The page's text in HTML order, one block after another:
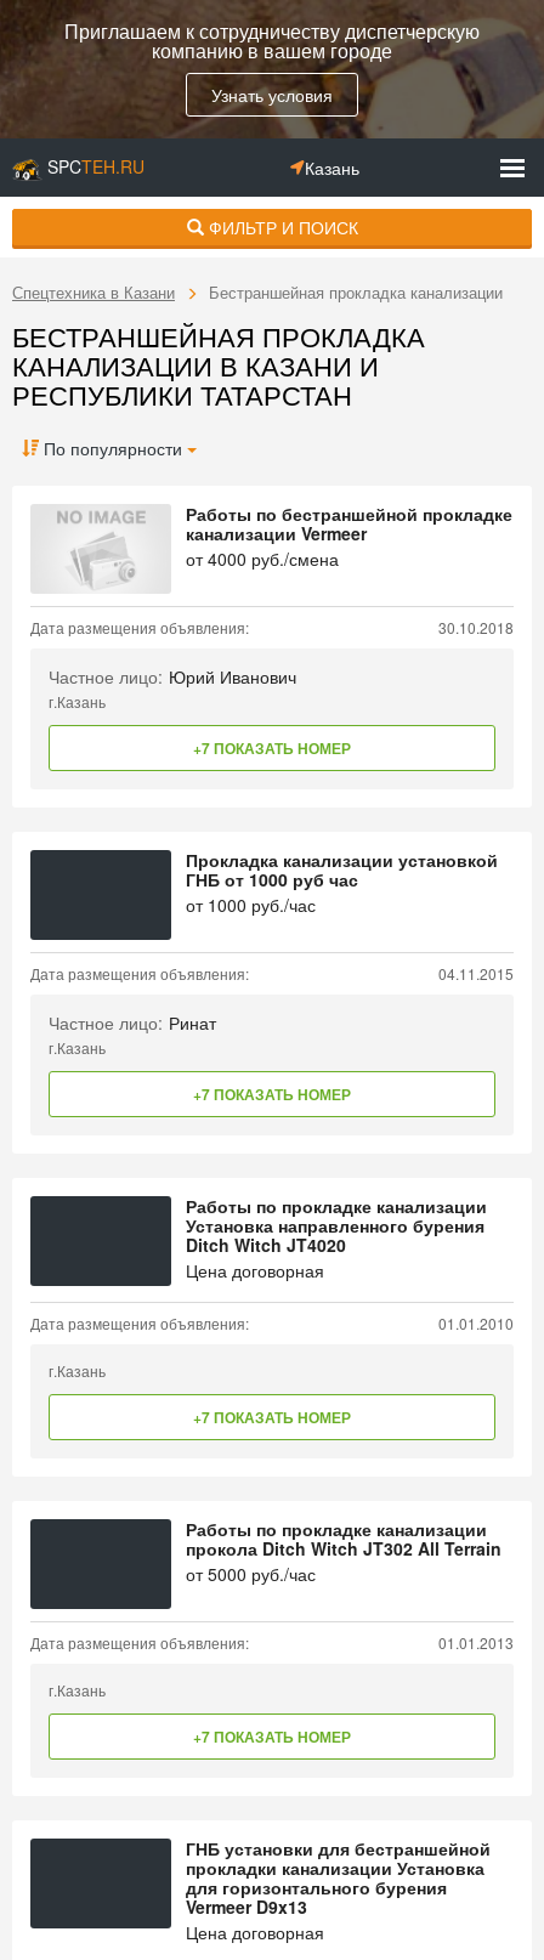
Приглашаем к сотрудничеству диспетчерскую
компанию в вашем городе
Узнать условия
SPCTEH.RU Казань
ФИЛЬТР И ПОИСК
Спецтехника в Казани Бестраншейная прокладка канализации
БЕСТРАНШЕЙНАЯ ПРОКЛАДКА
КАНАЛИЗАЦИИ В КАЗАНИ И
РЕСПУБЛИКИ ТАТАРСТАН
По популярности
Работы по бестраншейной прокладке
канализации Vermeer
от4000 руб./смена
Дата размещения объявления: 30.10.2018
Частное лицо: Юрий Иванович
г.Казань
+7 ПОКАЗАТЬ НОМЕР
Прокладка канализации установкой
ГНБ от 1000 руб час
от 1000 руб./час
Дата размещения объявления: 04.11.2015
Частное лицо: Ринат
г.Казань
+7 ПОКАЗАТЬ НОМЕР
Работы по прокладке канализации
Установка направленного бурения
Ditch Witch JT4020
Цена договорная
Дата размещения объявления: 01.01.2010
г.Казань
+7 ПОКАЗАТЬ НОМЕР
Работы по прокладке канализации
прокола Ditch Witch JT302 All Terrain
от5000 руб./час
Дата размещения объявления: 01.01.2013
г.Казань
+7 ПОКАЗАТЬ НОМЕР
ГНБ установки для бестраншейной
прокладки канализации Установка
для горизонтального бурения
Vermeer D9x13
Цена договорная